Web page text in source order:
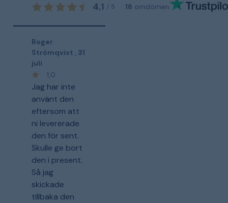
4,1 / 5 16 omdömen
Roger
Strömqvist , 31
juli
1,0
Jag har inte
använt den
eftersom att
ni levererade
den för sent.
Skulle ge bort
den i present.
Så jag
skickade
tillbaka den